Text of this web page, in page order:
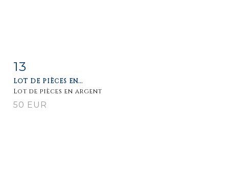
détaillée
13
LOT DE PIÈCES EN...
Lot de pièces en argent
50 EUR